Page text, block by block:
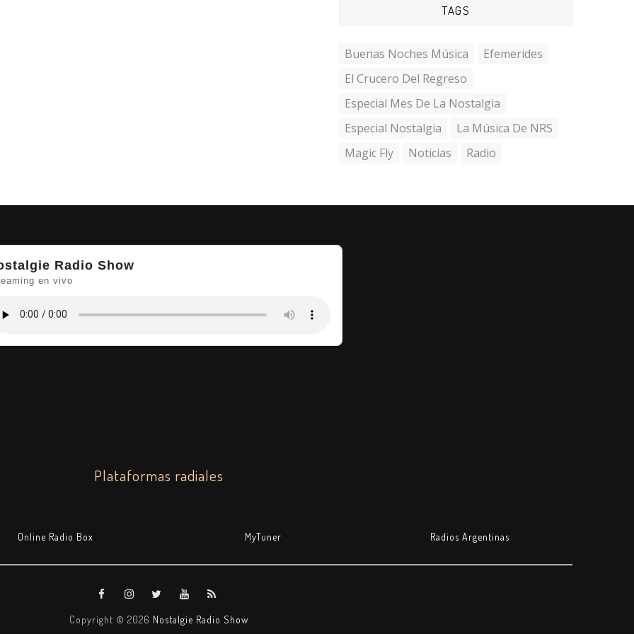
TAGS
Buenas Noches Música
Efemerides
El Crucero Del Regreso
Especial Mes De La Nostalgia
Especial Nostalgia
La Música De NRS
Magic Fly
Noticias Radio
Radio Show
en vivo
Plataformas radiales
Online Radio Box MyTuner Radios Argentinas
Copyright © 2026 Nostalgie Radio Show